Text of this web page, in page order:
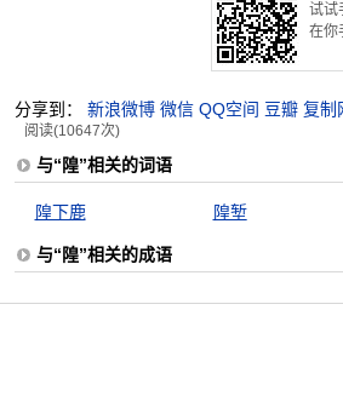
试试
在你
分享到： 新浪微博 微信 QQ空间 豆瓣 复制
阅读(10647次)
与“隍”相关的词语
隍下鹿 隍堑
与“隍”相关的成语